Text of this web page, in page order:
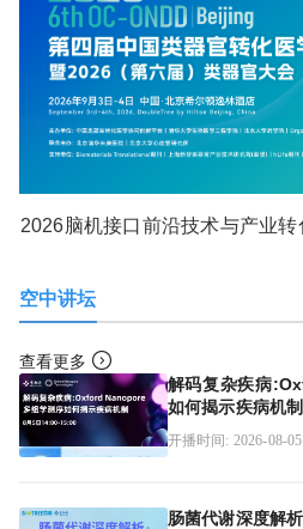
2026脑机接口前沿技术与产业转
空中讲坛
查看更多
解码复杂疾病
如何揭示疾病机制
开播时间: 2026-08-
肠菌代谢深度解